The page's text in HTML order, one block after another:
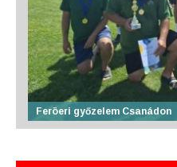
Feröeri győzelem Csanádon